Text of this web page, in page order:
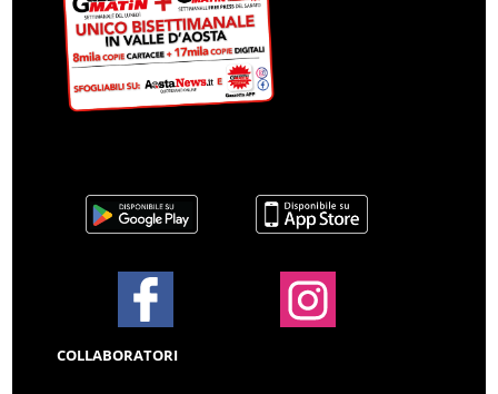
COLLABORATORI